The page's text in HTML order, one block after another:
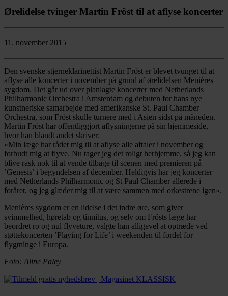
Ørelidelse tvinger Martin Fröst til at aflyse koncerter
11. november 2015
Den svenske stjerneklarinettist Martin Fröst er blevet tvunget til at
aflyse alle koncerter i november på grund af ørelidelsen Menières
sygdom. Det går ud over planlagte koncerter med Netherlands
Philharmonic Orchestra i Amsterdam og debuten for hans nye
kunstneriske samarbejde med amerikanske St. Paul Chamber
Orchestra, som Fröst skulle turnere med i Asien sidst på måneden.
Martin Fröst har offentliggjort aflysningerne på sin hjemmeside,
hvor han blandt andet skriver:
»Min læge har rådet mig til at aflyse alle aftaler i november og
forbudt mig at flyve. Nu tager jeg det roligt herhjemme, så jeg kan
blive rask nok til at vende tilbage til scenen med premieren på
’Genesis’ i begyndelsen af december. Heldigvis har jeg koncerter
med Netherlands Philharmonic og St Paul Chamber allerede i
foråret, og jeg glæder mig til at være sammen med orkestrene igen«.
Menières sygdom er en lidelse i det indre øre, som giver
svimmelhed, høretab og tinnitus, og selv om Frösts læge har
beordret ro og nul flyveture, valgte han alligevel at optræde ved
støttekoncerten ’Playing for Life’ i weekenden til fordel for
flygtninge i Europa.
Foto: Aline Paley